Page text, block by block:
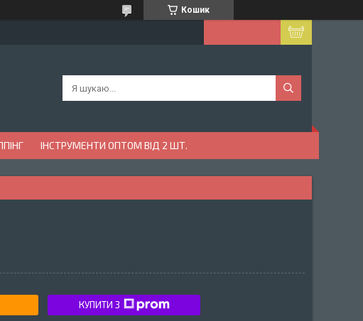
Кошик
ІНСТРУМЕНТИ ОПТОМ ВІД 2 ШТ.
КУПИТИ З